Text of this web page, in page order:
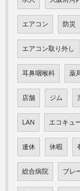
エアコン 防災
エアコン取り外し
耳鼻咽喉科 薬
店舗 ジム
LAN エコキュ
連休 休暇
総合病院 ブレ